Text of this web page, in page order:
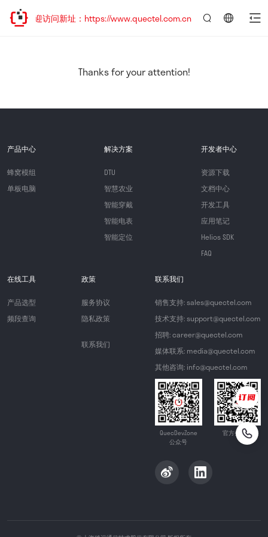
移，欢迎访问新址：https://www.quectel.com.cn
Thanks for your attention!
产品中心
蜂窝模组
单板电脑
解决方案
DTU
智慧农业
智能穿戴
智能电表
智能定位
开发者中心
资源下载
文档中心
开发工具
应用笔记
Helios SDK
FAQ
在线工具
产品选型
频段查询
政策
服务协议
隐私政策
联系我们
联系我们
销售支持: sales@quectel.com
技术支持: support@quectel.com
招聘: career@quectel.com
媒体联系: media@quectel.com
其他咨询: info@quectel.com
QuecDevZone
公众号
官方公众号